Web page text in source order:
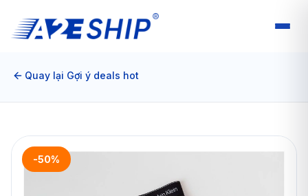
Quay lại Gợi ý deals hot
-50%